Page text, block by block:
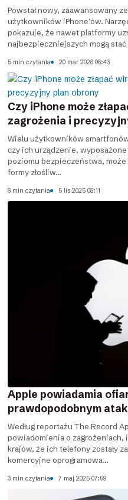
Powstał nowy, zaawansowany
użytkowników iPhone’ów.
pokazuje, że nawet platformy
najbezpieczniejszych mogą stać
5 min czytania 20 mar 2026 06:43
Czy iPhone może
zagrożenia i
Wielu użytkowników
czy ich urządzenie,
poziomu bezpieczeństwa,
formy złośliw...
8 min czytania 5 lis 2025 08:11
Apple powiadamia
prawdopodobnym
Według reportażu The Record
powiadomienia o
krajów, że ich telefony zostały
komercyjne oprogramowa...
3 min czytania 7 maj 2025 07:59